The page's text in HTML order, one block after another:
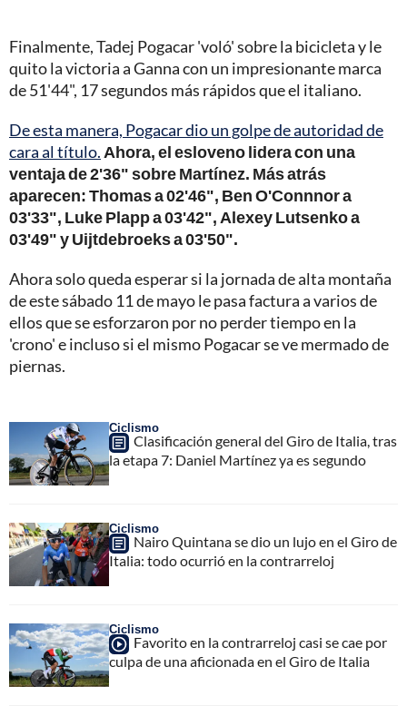
Finalmente, Tadej Pogacar 'voló' sobre la bicicleta y le
quito la victoria a Ganna con un impresionante marca
de 51'44", 17 segundos más rápidos que el italiano.
De esta manera, Pogacar dio un golpe de autoridad de
cara al título. Ahora, el esloveno lidera con una
ventaja de 2'36" sobre Martínez. Más atrás
aparecen: Thomas a 02'46", Ben O'Connnor a
03'33", Luke Plapp a 03'42", Alexey Lutsenko a
03'49" y Uijtdebroeks a 03'50".
Ahora solo queda esperar si la jornada de alta montaña
de este sábado 11 de mayo le pasa factura a varios de
ellos que se esforzaron por no perder tiempo en la
'crono' e incluso si el mismo Pogacar se ve mermado de
piernas.
Ciclismo
Clasificación general del Giro de Italia, tras
la etapa 7: Daniel Martínez ya es segundo
Ciclismo
Nairo Quintana se dio un lujo en el Giro de
Italia: todo ocurrió en la contrarreloj
Ciclismo
Favorito en la contrarreloj casi se cae por
culpa de una aficionada en el Giro de Italia